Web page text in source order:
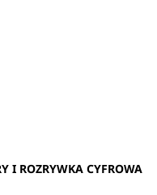
I ROZRYWKA CYFROWA